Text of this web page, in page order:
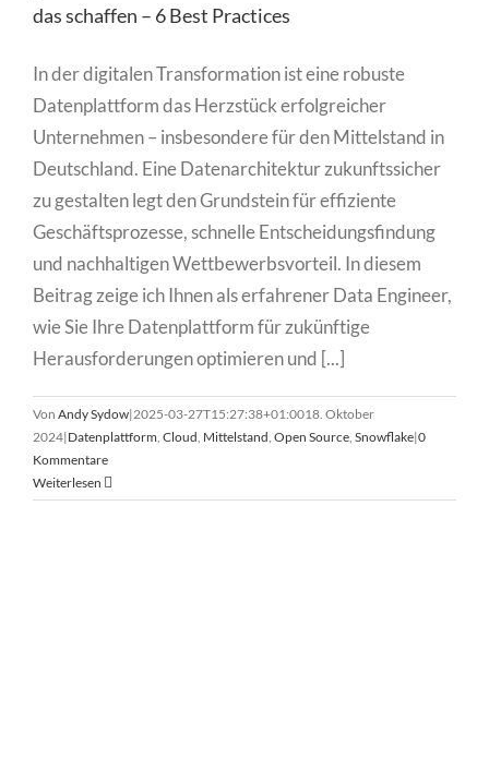
das schaffen – 6 Best Practices
In der digitalen Transformation ist eine robuste
Datenplattform das Herzstück erfolgreicher
Unternehmen – insbesondere für den Mittelstand in
Deutschland. Eine Datenarchitektur zukunftssicher
zu gestalten legt den Grundstein für effiziente
Geschäftsprozesse, schnelle Entscheidungsfindung
und nachhaltigen Wettbewerbsvorteil. In diesem
Beitrag zeige ich Ihnen als erfahrener Data Engineer,
wie Sie Ihre Datenplattform für zukünftige
Herausforderungen optimieren und [...]
Von Andy Sydow|2025-03-27T15:27:38+01:0018. Oktober
2024|Datenplattform, Cloud, Mittelstand, Open Source, Snowflake|0
Kommentare
Weiterlesen